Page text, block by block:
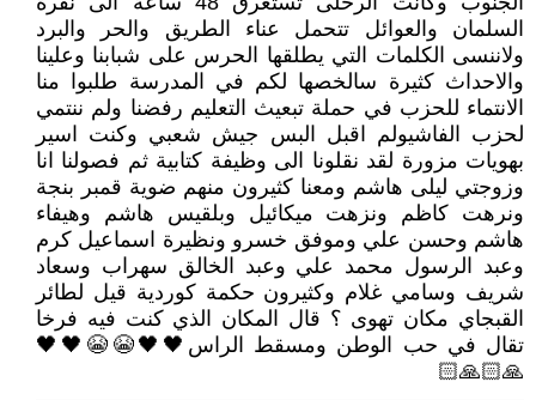
السلمان والعوائل تتحمل عناء الطريق والحر والبرد
ولاننسى الكلمات التي يطلقها الحرس على شبابنا وعلينا
والاحداث كثيرة سالخصها لكم في المدرسة طلبوا منا
الانتماء للحزب في حملة تبعيث التعليم رفضنا ولم ننتمي
لحزب الفاشيولم اقبل البس جيش شعبي وكنت اسير
بهويات مزورة لقد نقلونا الى وظيفة كتابية ثم فصولنا انا
وزوجتي ليلى هاشم ومعنا كثيرون منهم ضوية قمبر بنجة
ونرهت كاظم ونزهت ميكائيل وبلقيس هاشم وهيفاء
هاشم وحسن علي وموفق خسرو ونظيرة اسماعيل كرم
وعبد الرسول محمد علي وعبد الخالق سهراب وسعاد
شريف وسامي غلام وكثيرون حكمة كوردية قيل لطائر
القبجاي مكان تهوى ؟ قال المكان الذي كنت فيه فرخا
تقال في حب الوطن ومسقط الراس🖤🖤😭😭🖤🖤
🙏🏻🙏🏻